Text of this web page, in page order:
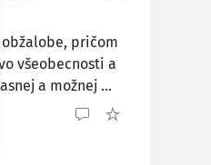
pričom
všeobecnosti a
a možnej ...